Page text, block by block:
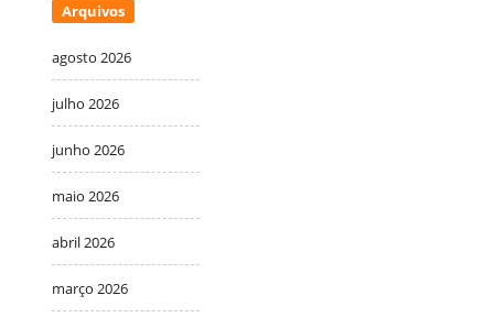
Arquivos
agosto 2026
julho 2026
junho 2026
maio 2026
abril 2026
março 2026